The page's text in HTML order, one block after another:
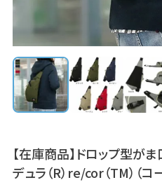
【在庫商品】ドロップ型が
デュラ（R）re/cor（TM）（コ